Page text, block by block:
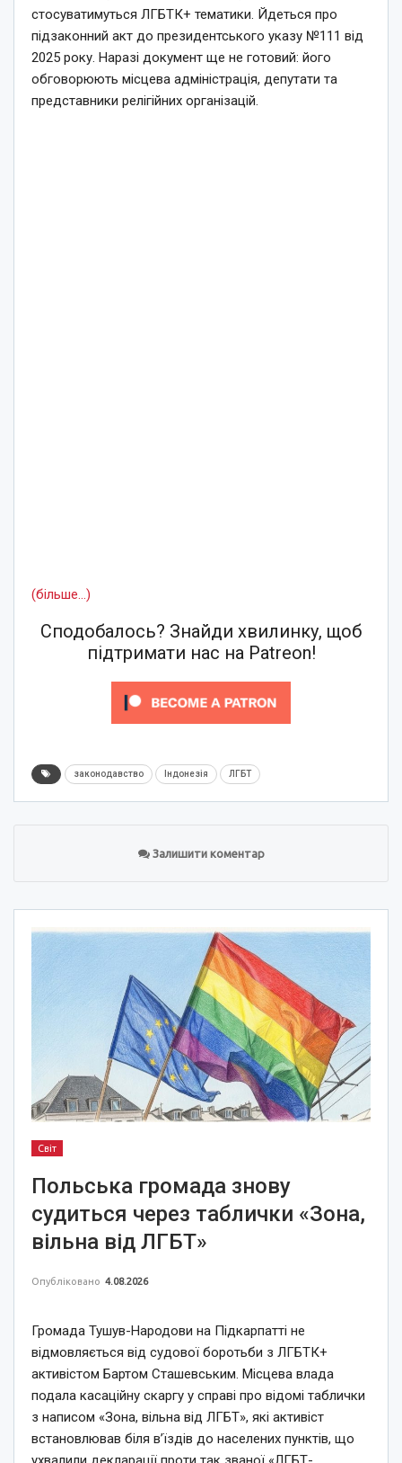
стосуватимуться ЛГБТК+ тематики. Йдеться про
підзаконний акт до президентського указу №111 від
2025 року. Наразі документ ще не готовий: його
обговорюють місцева адміністрація, депутати та
представники релігійних організацій.
(більше…)
Сподобалось? Знайди хвилинку, щоб
підтримати нас на Patreon!
законодавство Індонезія ЛГБТ
Залишити коментар
Світ
Польська громада знову
судиться через таблички «Зона,
вільна від ЛГБТ»
Опубліковано 4.08.2026
Громада Тушув-Народови на Підкарпатті не
відмовляється від судової боротьби з ЛГБТК+
активістом Бартом Сташевським. Місцева влада
подала касаційну скаргу у справі про відомі таблички
з написом «Зона, вільна від ЛГБТ», які активіст
встановлював біля в’їздів до населених пунктів, що